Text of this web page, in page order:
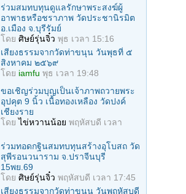
ร่วมสมทบทุนดูแลรักษาพระสงฆ์ผู้
อาพาธหรือชราภาพ วัดประชานิรมิต
อ.เมือง จ.บุรีรัมย์
โดย ศิษย์รุ่นจิ๋ว พุธ เวลา 15:16
เสียงธรรมจากวัดท่าขนุน วันพุธที่ ๕
สิงหาคม ๒๕๖๙
โดย iamfu พุธ เวลา 19:48
ขอเชิญร่วมบุญเป็นเจ้าภาพถวายพระ
อุปคุต 9 นิ้ว เนื้อทองเหลือง วัดปงค์
เชียงราย
โดยไข่หวานน้อย พฤหัสบดี เวลา
ร่วมทอดกฐินสมทบทุนสร้างอุโบสถ วัด
สุพีรอนวนาราม จ.ปราจีนบุรี
15พย.69
โดย ศิษย์รุ่นจิ๋ว พฤหัสบดี เวลา 17:45
เสียงธรรมจากวัดท่าขนุน วันพฤหัสบดี